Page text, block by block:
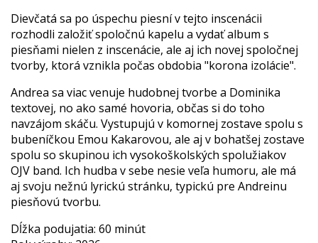
Dievčatá sa po úspechu piesní v tejto inscenácii
rozhodli založiť spoločnú kapelu a vydať album s
piesňami nielen z inscenácie, ale aj ich novej spoločnej
tvorby, ktorá vznikla počas obdobia "korona izolácie".
Andrea sa viac venuje hudobnej tvorbe a Dominika
textovej, no ako samé hovoria, občas si do toho
navzájom skáču. Vystupujú v komornej zostave spolu s
bubeníčkou Emou Kakarovou, ale aj v bohatšej zostave
spolu so skupinou ich vysokoškolských spolužiakov
OJV band. Ich hudba v sebe nesie veľa humoru, ale má
aj svoju nežnú lyrickú stránku, typickú pre Andreinu
piesňovú tvorbu.
Dĺžka podujatia: 60 minút